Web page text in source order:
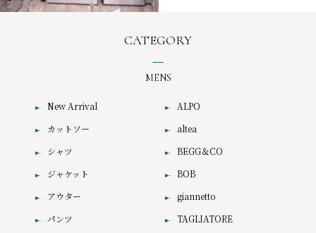
CATEGORY
MENS
New Arrival
カットソー
シャツ
ジャケット
アウター
パンツ
ALPO
altea
BEGG＆CO
BOB
giannetto
TAGLIATORE